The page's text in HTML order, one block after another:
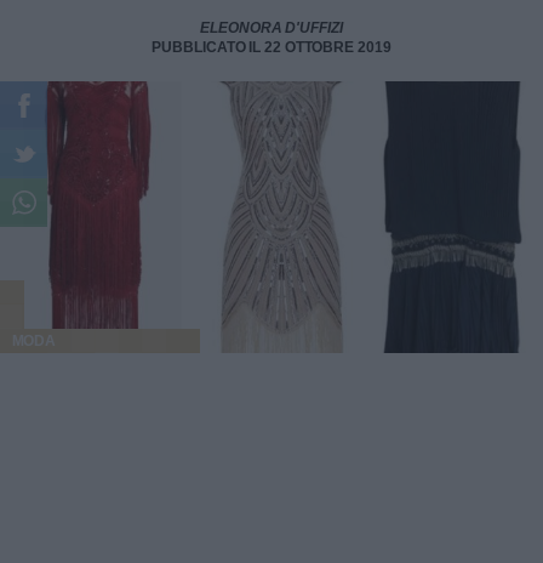
ELEONORA D'UFFIZI
PUBBLICATO IL 22 OTTOBRE 2019
MODA